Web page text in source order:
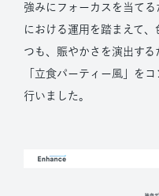
強みにフォーカスを当て
における運用を踏まえて
つも、賑やかさを演出す
「立食パーティー風」を
行いました。